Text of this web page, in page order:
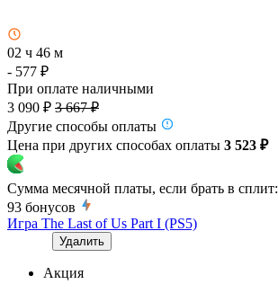
02 ч 46 м
- 577 ₽
При оплате наличными
3 090 ₽ 3 667 ₽
Другие способы оплаты
Цена при других способах оплаты 3 523 ₽
Сумма месячной платы, если брать в сплит:
93 бонусов
Игра The Last of Us Part I (PS5)
Удалить
Акция